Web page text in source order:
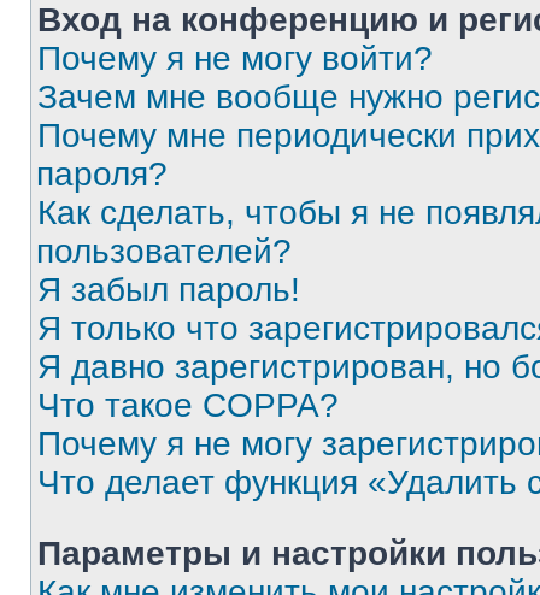
Вход на конференцию и
Почему я не могу войти?
Зачем мне вообще нужно
Почему мне периодически
пароля?
Как сделать, чтобы я не
пользователей?
Я забыл пароль!
Я только что
Я давно зарегистрирован, но
Что такое COPPA?
Почему я не могу
Что делает функция «Удалить
Параметры и настройки